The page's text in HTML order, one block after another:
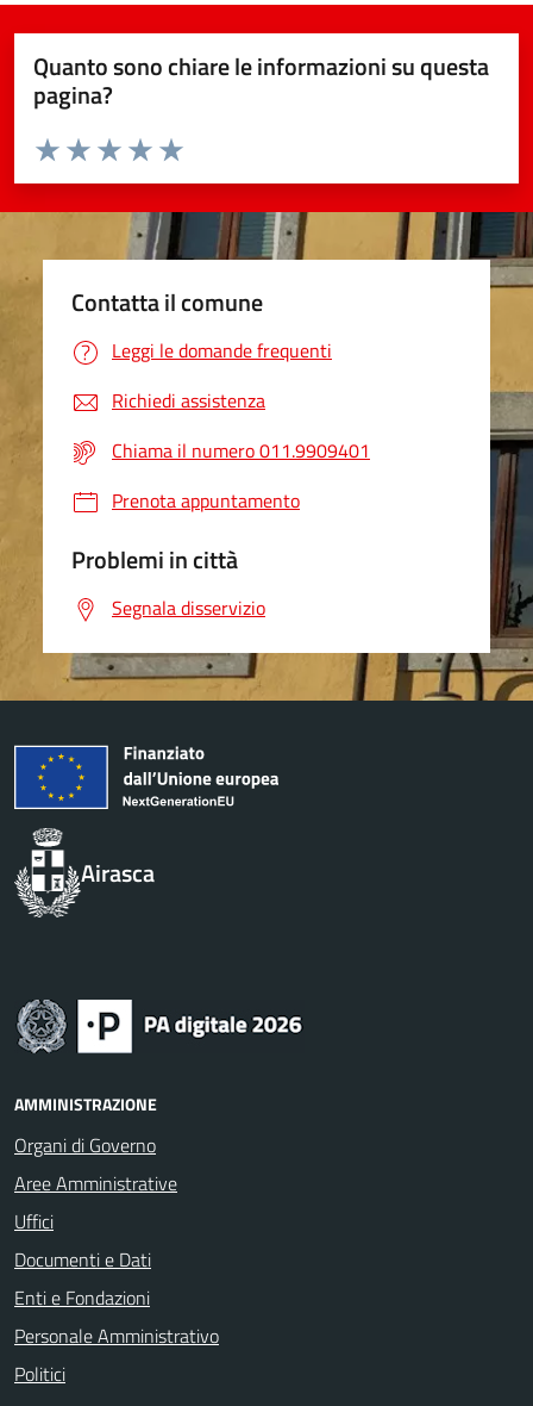
Quanto sono chiare le informazioni su questa
pagina?
Valuta da 1 a 5 stelle la pagina
Valuta 5 stelle su 5
Valuta 4 stelle su 5
Valuta 3 stelle su 5
Valuta 2 stelle su 5
Valuta 1 stelle su 5
Contatta il comune
Leggi le domande frequenti
Richiedi assistenza
Chiama il numero 011.9909401
Prenota appuntamento
Problemi in città
Segnala disservizio
Airasca
AMMINISTRAZIONE
Organi di Governo
Aree Amministrative
Uffici
Documenti e Dati
Enti e Fondazioni
Personale Amministrativo
Politici